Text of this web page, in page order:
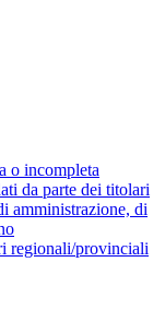
o incompleta
da parte dei titolari
amministrazione, di
regionali/provinciali